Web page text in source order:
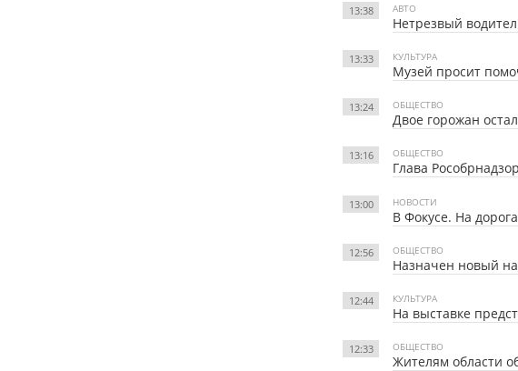
13:38 АВТО
Нетрезвый
13:33 КУЛЬТУРА
Музей просит
13:24 ОБЩЕСТВО
Двое горожан
13:16 ОБЩЕСТВО
Глава
13:00 НОВОСТИ
В Фокусе. На
12:56 ОБЩЕСТВО
Назначен новый
12:44 КУЛЬТУРА
На выставке
12:33 ОБЩЕСТВО
Жителям области